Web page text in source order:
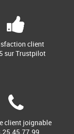
client
sur Trustpilot
client joignable